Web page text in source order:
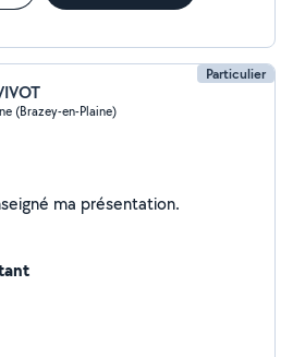
Particulier
(Brazey-en-Plaine)
Je n'ai pas encore renseigné ma présentation.